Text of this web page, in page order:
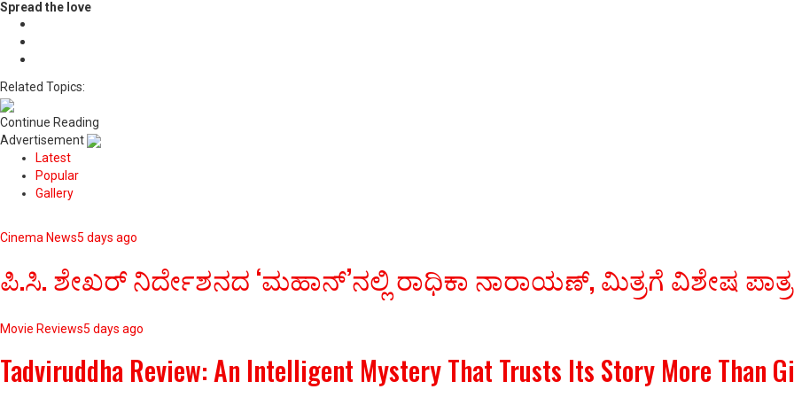
Spread the love
Related Topics:
Continue Reading
Advertisement
Latest
Popular
Gallery
Cinema News5 days ago
ಪಿ.ಸಿ. ಶೇಖರ್ ನಿರ್ದೇಶನದ ‘ಮಹಾನ್’ನಲ್ಲಿ ರಾಧಿಕಾ ನಾರಾಯಣ್, ಮಿತ್ರಗೆ ವಿಶೇಷ
Movie Reviews5 days ago
Tadviruddha Review: An Intelligent Mystery That Trusts Its Story More Than